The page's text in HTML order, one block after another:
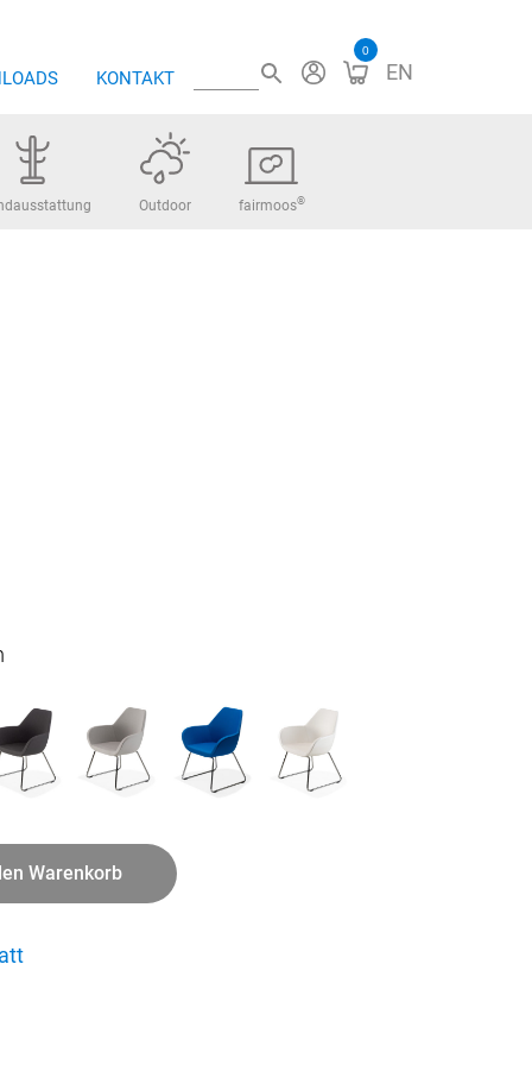
KONTAKT
0
EN
Outdoor fairmoos®
Warenkorb